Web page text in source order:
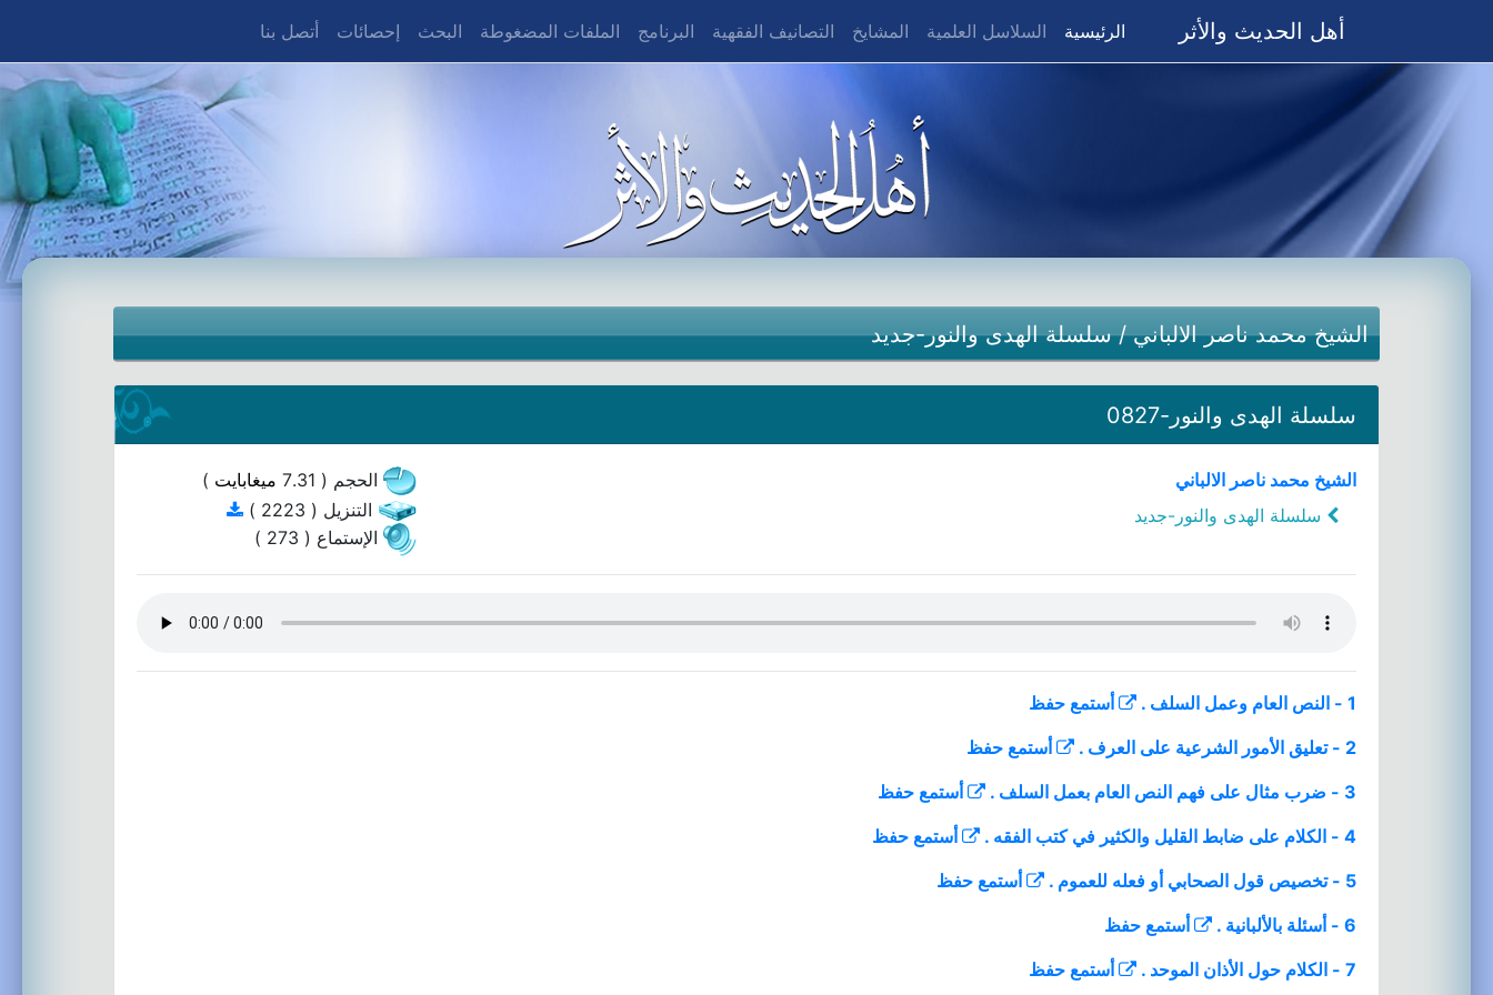
أهل الحديث والأثر الرئيسية السلاسل العلمية المشايخ التصانيف الفقهية البرنامج الملفات المضغوطة البحث إحصائات أتصل بنا
الشيخ محمد ناصر الالباني/سلسلة الهدى والنور-جديد
سلسلة الهدى والنور-0827
الشيخ محمد ناصر الالباني
سلسلة الهدى والنور-جديد
الحجم ( 7.31 ميغابايت )
التنزيل ( 2223 )
الإستماع ( 273 )
1 - النص العام وعمل السلف . أستمع حفظ
2 - تعليق الأمور الشرعية على العرف .
أستمع حفظ
3 - ضرب مثال على فهم النص العام بعمل السلف .
أستمع حفظ
4 - الكلام على ضابط القليل والكثير في كتب الفقه .
أستمع حفظ
5 - تخصيص قول الصحابي أو فعله للعموم .
أستمع حفظ
6 - أسئلة بالألبانية .
أستمع حفظ
7 - الكلام حول الأذان الموحد .
أستمع حفظ